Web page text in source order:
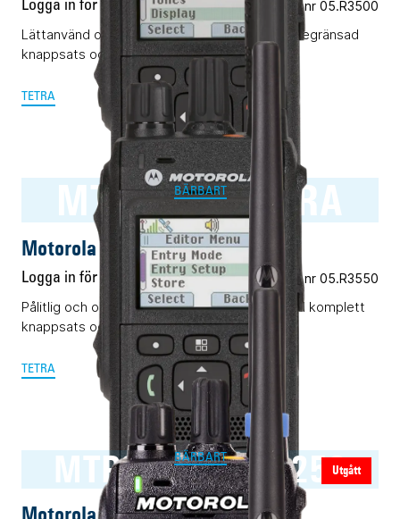
Logga in för pris Vårt art.nr 05.R3500
Lättanvänd och pålitlig TETRA-terminal med begränsad
knappsats och display.
TETRA
MTP3550 TETRA
BÄRBART
Motorola MTP3550 TETRA
Logga in för pris Vårt art.nr 05.R3550
Pålitlig och okomplicerad TETRA-terminal med komplett
knappsats och display.
TETRA
Utgått
MTP3200-MTP3250
BÄRBART
Motorola MTP3200-MTP3250